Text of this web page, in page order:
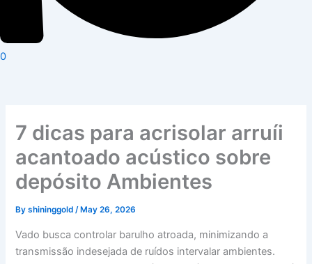
0
7 dicas para acrisolar arruíi
acantoado acústico sobre
depósito Ambientes
Byshininggold/ May 26, 2026
Vado busca controlar barulho atroada, minimizando a
transmissão indesejada de ruídos intervalar ambientes.